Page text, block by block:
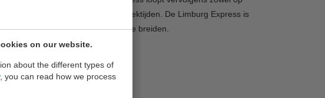
on our website.
about the different types of
, you can read how we process
aankomst- en vertrektijden. De Limburg Express is
de samenwerking verder uit te breiden.